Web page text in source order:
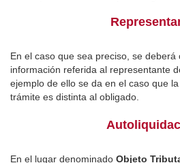
En el caso que sea preciso, se deberá
información referida al representante
ejemplo de ello se da en el caso que
trámite es distinta al obligado.
En el lugar denominado Objeto